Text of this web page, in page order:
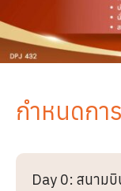
กำหนดกา
Day 0: สนาม